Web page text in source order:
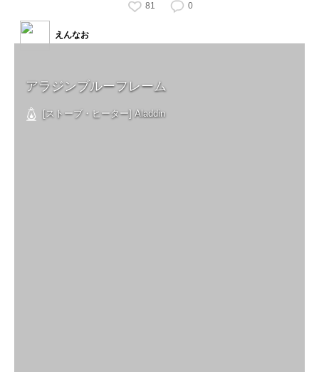
81 0
アラジンブルーフレーム
[ストーブ・ヒーター] Aladdin
えんなお